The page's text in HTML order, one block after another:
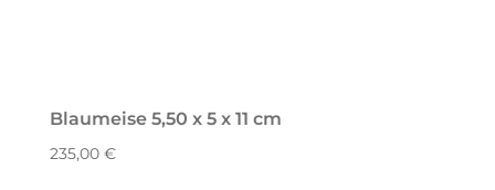
Blaumeise 5,50 x 5 x 11 cm
235,00 €